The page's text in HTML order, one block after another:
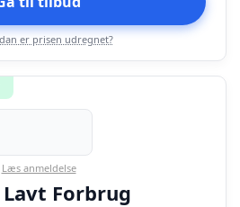
er prisen udregnet?
Læs anmeldelse
Lavt Forbrug